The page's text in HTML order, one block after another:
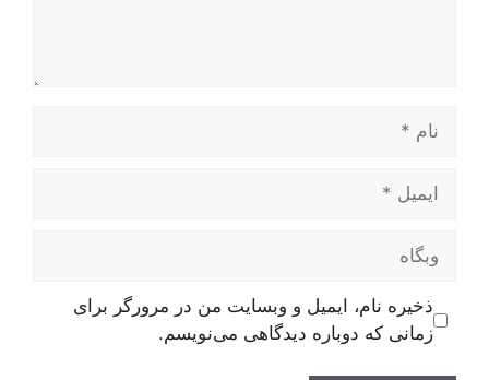
ایمیل
وبگاه
ذخیره نام، ایمیل و وبسایت من در مرورگر برای
زمانی که دوباره دیدگاهی می‌نویسم.